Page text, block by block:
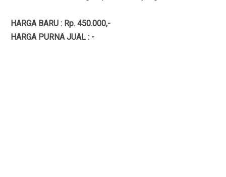
HARGA BARU : Rp. 450.000,-
HARGA PURNA JUAL : -